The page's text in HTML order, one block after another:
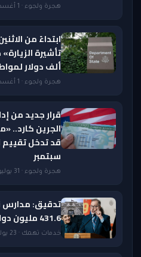
هجرة ولجوء · 1 أغسطس 2026 — 12:51 PM
ابتداءً من
ألف دولار لمواطني
هجرة ولجوء · 1 أغسطس 2026 — 9:23 AM
قرار جديد من
الجرين كارد..
سبتمبر
هجرة ولجوء · 31 يوليو 2026 — 8:19 AM
تدقيق: مدارس
431.6 مليون دولار من «ميديكيد
خدمات تهمك · 23 يوليو 2026 — 9:06 PM